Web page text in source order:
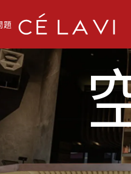
題
CÉ LA VI